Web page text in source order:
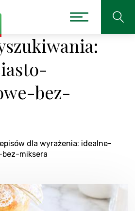
bez-
dla wyrażenia: idealne-
miksera